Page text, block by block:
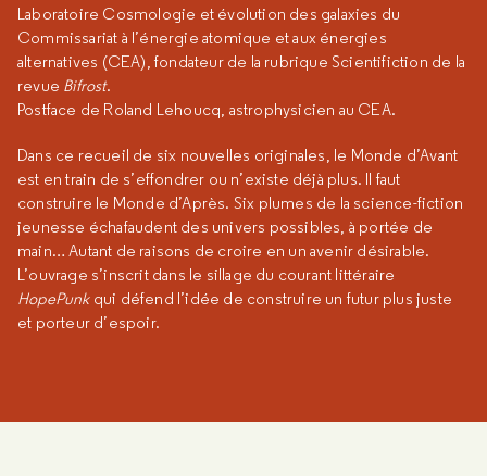
Laboratoire Cosmologie et évolution des galaxies du
Commissariat à l’énergie atomique et aux énergies
alternatives (CEA), fondateur de la rubrique Scientifiction de la
revue Bifrost.
Postface de Roland Lehoucq, astrophysicien au CEA.
Dans ce recueil de six nouvelles originales, le Monde d’Avant
est en train de s’effondrer ou n’existe déjà plus. Il faut
construire le Monde d’Après. Six plumes de la science-fiction
jeunesse échafaudent des univers possibles, à portée de
main… Autant de raisons de croire en un avenir désirable.
L’ouvrage s’inscrit dans le sillage du courant littéraire
HopePunk qui défend l’idée de construire un futur plus juste
et porteur d’espoir.